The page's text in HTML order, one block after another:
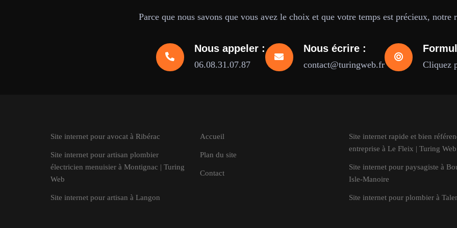
Parce que nous savons que vous avez le choix et que votre temps est précieux,
Nous appeler :
06.08.31.07.87
Nous écrire :
contact@turingweb.fr Cliquez
Site internet pour avocat à Ribérac
Site internet pour artisan plombier
électricien menuisier à Montignac | Turing
Web
Site internet pour artisan à Langon
Accueil
Plan du site
Contact
Site internet rapide et bien
entreprise à Le Fleix | Turing Web
Site internet pour paysagiste à
Isle-Manoire
Site internet pour plombier à